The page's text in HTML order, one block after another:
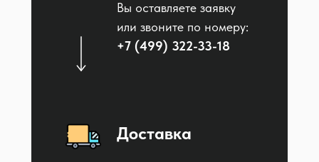
Вы оставляете заявку
или звоните по номеру:
+7 (499) 322-33-18
Доставка